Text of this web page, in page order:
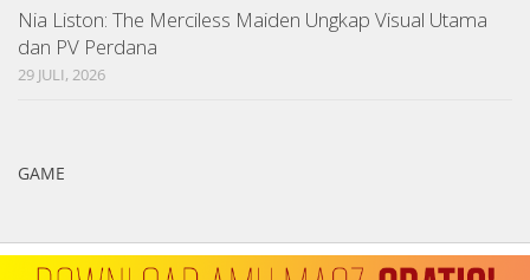
Nia Liston: The Merciless Maiden Ungkap Visual Utama
dan PV Perdana
29 JULI, 2026
GAME